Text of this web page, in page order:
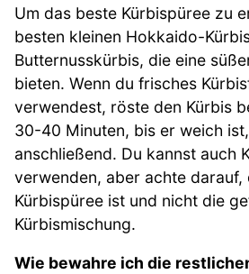
Um das beste Kürbispüree zu
besten kleinen Hokkaido-
Butternusskürbis, die eine
bieten. Wenn du frisches
verwendest, röste den Kürbis
30-40 Minuten, bis er weich
anschließend. Du kannst auch
verwenden, aber achte darauf,
Kürbispüree ist und nicht die
Kürbismischung.
Wie bewahre ich die